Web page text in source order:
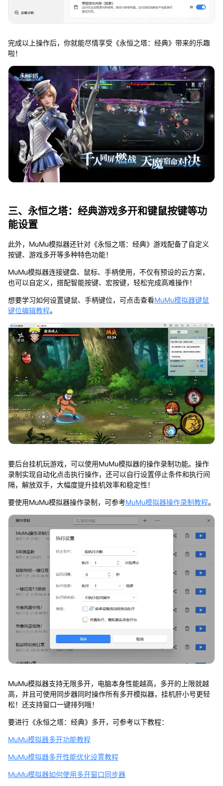
完成以上操作后，你就能尽情享受《永恒之塔：经典》带来的乐趣
啦！
三、永恒之塔：经典游戏多开和键鼠按键等功
能设置
此外，MuMu模拟器还针对《永恒之塔：经典》游戏配备了自定义
按键、游戏多开等多种特色功能！
MuMu模拟器连接键盘、鼠标、手柄使用，不仅有预设的云方案，
也可以自定义，搭配智能按键、宏按键，轻松完成高难操作！
想要学习如何设置键鼠、手柄键位，可点击查看MuMu模拟器键鼠
键位编辑教程。
要后台挂机玩游戏，可以使用MuMu模拟器的操作录制功能。操作
录制实现自动化点击执行操作，还可以自行设置停止条件和执行间
隔，解放双手，大幅度提升挂机效率和稳定性！
要使用MuMu模拟器操作录制，可参考MuMu模拟器操作录制教程。
MuMu模拟器支持无限多开，电脑本身性能越高，多开的上限就越
高，并且可使用同步器同时操作所有多开模拟器，挂机肝小号更轻
松！还支持窗口一键排列哦！
要进行《永恒之塔：经典》多开，可参考以下教程：
MuMu模拟器多开功能教程
MuMu模拟器多开性能优化设置教程
MuMu模拟器如何使用多开窗口同步器